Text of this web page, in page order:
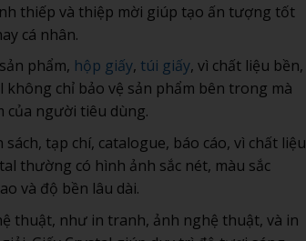
thiếp và thiệp mời giúp tạo ấn tượng tốt
cá nhân.
phẩm, hộp giấy, túi giấy, vì chất liệu bền,
không chỉ bảo vệ sản phẩm bên trong mà
của người tiêu dùng.
tạp chí, catalogue, báo cáo, vì chất liệu
thường có hình ảnh sắc nét, màu sắc
và độ bền lâu dài.
thuật, như in tranh, ảnh nghệ thuật, và in